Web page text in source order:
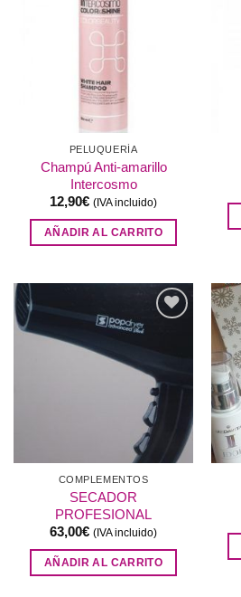
PELUQUERÍA
Champú Anti-amarillo
Intercosmo
12,90€ (IVA incluido)
AÑADIR AL CARRITO
deseos
COMPLEMENTOS
SECADOR
PROFESIONAL
63,00€ (IVA incluido)
AÑADIR AL CARRITO